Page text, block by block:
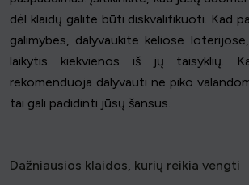
dėl klaidų galite būti diskvalifikuoti. Kad
galimybes, dalyvaukite keliose
laikytis kiekvienos iš jų taisyklių.
rekomenduoja dalyvauti ne piko
tai gali padidinti jūsų šansus.
Dažniausios klaidos, kurių reikia vengti